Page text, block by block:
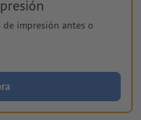
impresión antes o